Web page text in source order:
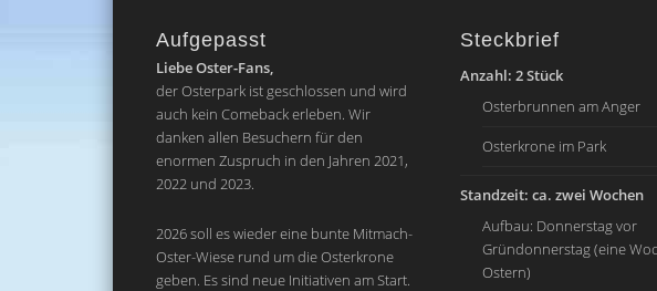
Aufgepasst
Liebe Oster-Fans,
der Osterpark ist geschlossen und wird
auch kein Comeback erleben. Wir
danken allen Besuchern für den
enormen Zuspruch in den Jahren 2021,
2022 und 2023.
2026 soll es wieder eine bunte Mitmach-
Oster-Wiese rund um die Osterkrone
geben. Es sind neue Initiativen am Start.
Steckbrief
Anzahl: 2 Stück
Osterbrunnen am Anger
Osterkrone im Park
Standzeit: ca. zwei Wochen
Aufbau: Donnerstag vor
Gründonnerstag (eine
Ostern)